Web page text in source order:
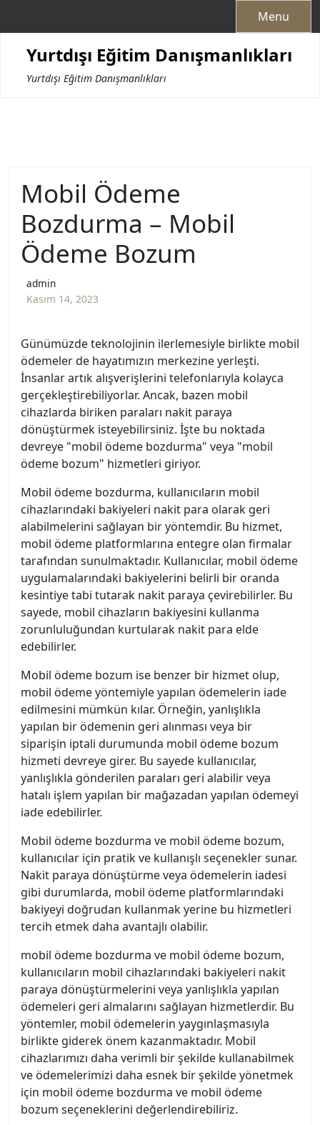
Menu
Yurtdışı Eğitim Danışmanlıkları
Yurtdışı Eğitim Danışmanlıkları
Mobil Ödeme
Bozdurma – Mobil
Ödeme Bozum
admin
Kasım 14, 2023
Günümüzde teknolojinin ilerlemesiyle birlikte mobil
ödemeler de hayatımızın merkezine yerleşti.
İnsanlar artık alışverişlerini telefonlarıyla kolayca
gerçekleştirebiliyorlar. Ancak, bazen mobil
cihazlarda biriken paraları nakit paraya
dönüştürmek isteyebilirsiniz. İşte bu noktada
devreye "mobil ödeme bozdurma" veya "mobil
ödeme bozum" hizmetleri giriyor.
Mobil ödeme bozdurma, kullanıcıların mobil
cihazlarındaki bakiyeleri nakit para olarak geri
alabilmelerini sağlayan bir yöntemdir. Bu hizmet,
mobil ödeme platformlarına entegre olan firmalar
tarafından sunulmaktadır. Kullanıcılar, mobil ödeme
uygulamalarındaki bakiyelerini belirli bir oranda
kesintiye tabi tutarak nakit paraya çevirebilirler. Bu
sayede, mobil cihazların bakiyesini kullanma
zorunluluğundan kurtularak nakit para elde
edebilirler.
Mobil ödeme bozum ise benzer bir hizmet olup,
mobil ödeme yöntemiyle yapılan ödemelerin iade
edilmesini mümkün kılar. Örneğin, yanlışlıkla
yapılan bir ödemenin geri alınması veya bir
siparişin iptali durumunda mobil ödeme bozum
hizmeti devreye girer. Bu sayede kullanıcılar,
yanlışlıkla gönderilen paraları geri alabilir veya
hatalı işlem yapılan bir mağazadan yapılan ödemeyi
iade edebilirler.
Mobil ödeme bozdurma ve mobil ödeme bozum,
kullanıcılar için pratik ve kullanışlı seçenekler sunar.
Nakit paraya dönüştürme veya ödemelerin iadesi
gibi durumlarda, mobil ödeme platformlarındaki
bakiyeyi doğrudan kullanmak yerine bu hizmetleri
tercih etmek daha avantajlı olabilir.
mobil ödeme bozdurma ve mobil ödeme bozum,
kullanıcıların mobil cihazlarındaki bakiyeleri nakit
paraya dönüştürmelerini veya yanlışlıkla yapılan
ödemeleri geri almalarını sağlayan hizmetlerdir. Bu
yöntemler, mobil ödemelerin yaygınlaşmasıyla
birlikte giderek önem kazanmaktadır. Mobil
cihazlarımızı daha verimli bir şekilde kullanabilmek
ve ödemelerimizi daha esnek bir şekilde yönetmek
için mobil ödeme bozdurma ve mobil ödeme
bozum seçeneklerini değerlendirebiliriz.